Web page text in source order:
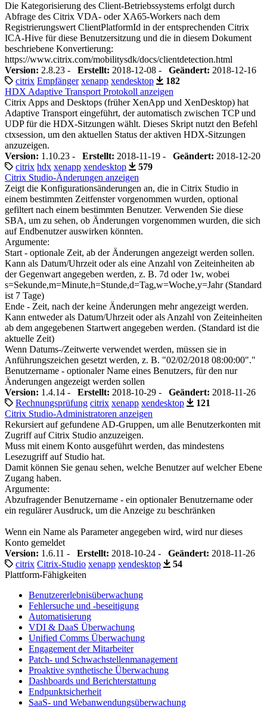
Die Kategorisierung des Client-Betriebssystems erfolgt durch
Abfrage des Citrix VDA- oder XA65-Workers nach dem
Registrierungswert ClientPlatformId in der entsprechenden Citrix
ICA-Hive für diese Benutzersitzung und die in diesem Dokument
beschriebene Konvertierung:
https://www.citrix.com/mobilitysdk/docs/clientdetection.html
Version: 2.8.23 - Erstellt: 2018-12-08 - Geändert: 2018-12-16
citrix Empfänger xenapp xendesktop
182
HDX Adaptive Transport Protokoll anzeigen
Citrix Apps and Desktops (früher XenApp und XenDesktop) hat
Adaptive Transport eingeführt, der automatisch zwischen TCP und
UDP für die HDX-Sitzungen wählt. Dieses Skript nutzt den Befehl
ctxsession, um den aktuellen Status der aktiven HDX-Sitzungen
anzuzeigen.
Version: 1.10.23 - Erstellt: 2018-11-19 - Geändert: 2018-12-20
citrix hdx xenapp xendesktop
579
Citrix Studio-Änderungen anzeigen
Zeigt die Konfigurationsänderungen an, die in Citrix Studio in
einem bestimmten Zeitfenster vorgenommen wurden, optional
gefiltert nach einem bestimmten Benutzer. Verwenden Sie diese
SBA, um zu sehen, ob Änderungen vorgenommen wurden, die sich
auf Endbenutzer auswirken könnten.
Argumente:
Start - optionale Zeit, ab der Änderungen angezeigt werden sollen.
Kann als Datum/Uhrzeit oder als eine Anzahl von Zeiteinheiten ab
der Gegenwart angegeben werden, z. B. 7d oder 1w, wobei
s=Sekunde,m=Minute,h=Stunde,d=Tag,w=Woche,y=Jahr (Standard
ist 7 Tage)
Ende - Zeit, nach der keine Änderungen mehr angezeigt werden.
Kann entweder als Datum/Uhrzeit oder als Anzahl von Zeiteinheiten
ab dem angegebenen Startwert angegeben werden. (Standard ist die
aktuelle Zeit)
Wenn Datums-/Zeitwerte verwendet werden, müssen sie in
Anführungszeichen gesetzt werden, z. B. "02/02/2018 08:00:00"."
Benutzername - optionaler Name eines Benutzers, für den nur
Änderungen angezeigt werden sollen
Version: 1.4.14 - Erstellt: 2018-10-29 - Geändert: 2018-11-26
Rechnungsprüfung citrix xenapp xendesktop
121
Citrix Studio-Administratoren anzeigen
Rekursiert auf gefundene AD-Gruppen, um alle Benutzerkonten mit
Zugriff auf Citrix Studio anzuzeigen.
Muss mit einem Konto ausgeführt werden, das mindestens
Lesezugriff auf Studio hat.
Damit können Sie genau sehen, welche Benutzer auf welcher Ebene
Zugang haben.
Argumente:
Abzufragender Benutzername - ein optionaler Benutzername oder
ein regulärer Ausdruck, um die Anzeige zu beschränken
Wenn ein Name als Parameter angegeben wird, wird nur dieses
Konto gemeldet
Version: 1.6.11 - Erstellt: 2018-10-24 - Geändert: 2018-11-26
citrix Citrix-Studio xenapp xendesktop
54
Plattform-Fähigkeiten
Benutzererlebnisüberwachung
Fehlersuche und -beseitigung
Automatisierung
VDI & DaaS Überwachung
Unified Comms Überwachung
Engagement der Mitarbeiter
Patch- und Schwachstellenmanagement
Proaktive synthetische Überwachung
Dashboards und Berichterstattung
Endpunktsicherheit
SaaS- und Webanwendungsüberwachung